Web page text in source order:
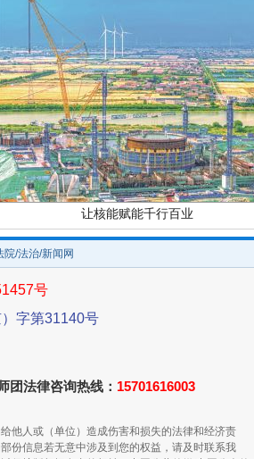
让核能赋能千行百业
从数据变化看反腐深化
院/法治/新闻网
号
字第31140号
团法律咨询热线： 15701616003
他人或（单位）造成伤害和损失的法律和经济责
份信息若无意中涉及到您的权益，请及时联系我